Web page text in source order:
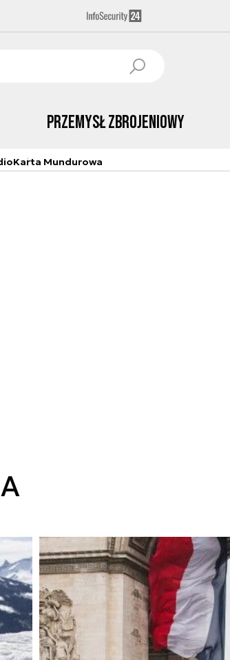
Przemysł Zbrojeniowy
Karta Mundurowa